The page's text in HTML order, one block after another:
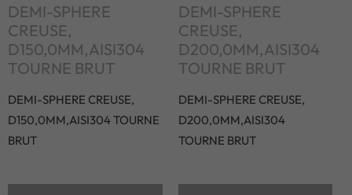
DEMI-SPHERE
CREUSE,
D150,0MM,AISI304
TOURNE BRUT
DEMI-SPHERE CREUSE,
D150,0MM,AISI304 TOURNE
BRUT
DEMI-SPHERE
CREUSE,
D200,0MM,AISI304
TOURNE BRUT
DEMI-SPHERE CREUSE,
D200,0MM,AISI304
TOURNE BRUT